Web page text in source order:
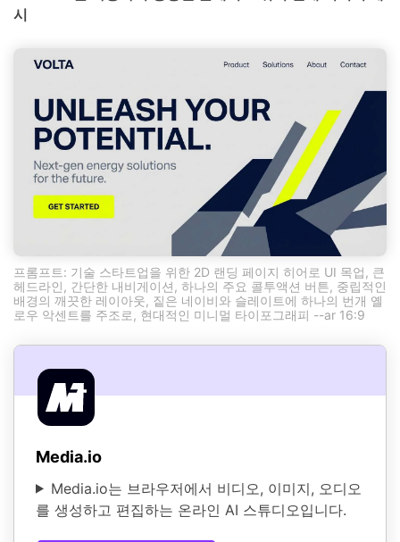
시
프롬프트: 기술 스타트업을 위한 2D 랜딩 페이지 히어로 UI 목업, 큰
헤드라인, 간단한 내비게이션, 하나의 주요 콜투액션 버튼, 중립적인
배경의 깨끗한 레이아웃, 짙은 네이비와 슬레이트에 하나의 번개 옐
로우 악센트를 주조로, 현대적인 미니멀 타이포그래피 --ar 16:9
Media.io
Media.io는 브라우저에서 비디오, 이미지, 오디오
를 생성하고 편집하는 온라인 AI 스튜디오입니다.